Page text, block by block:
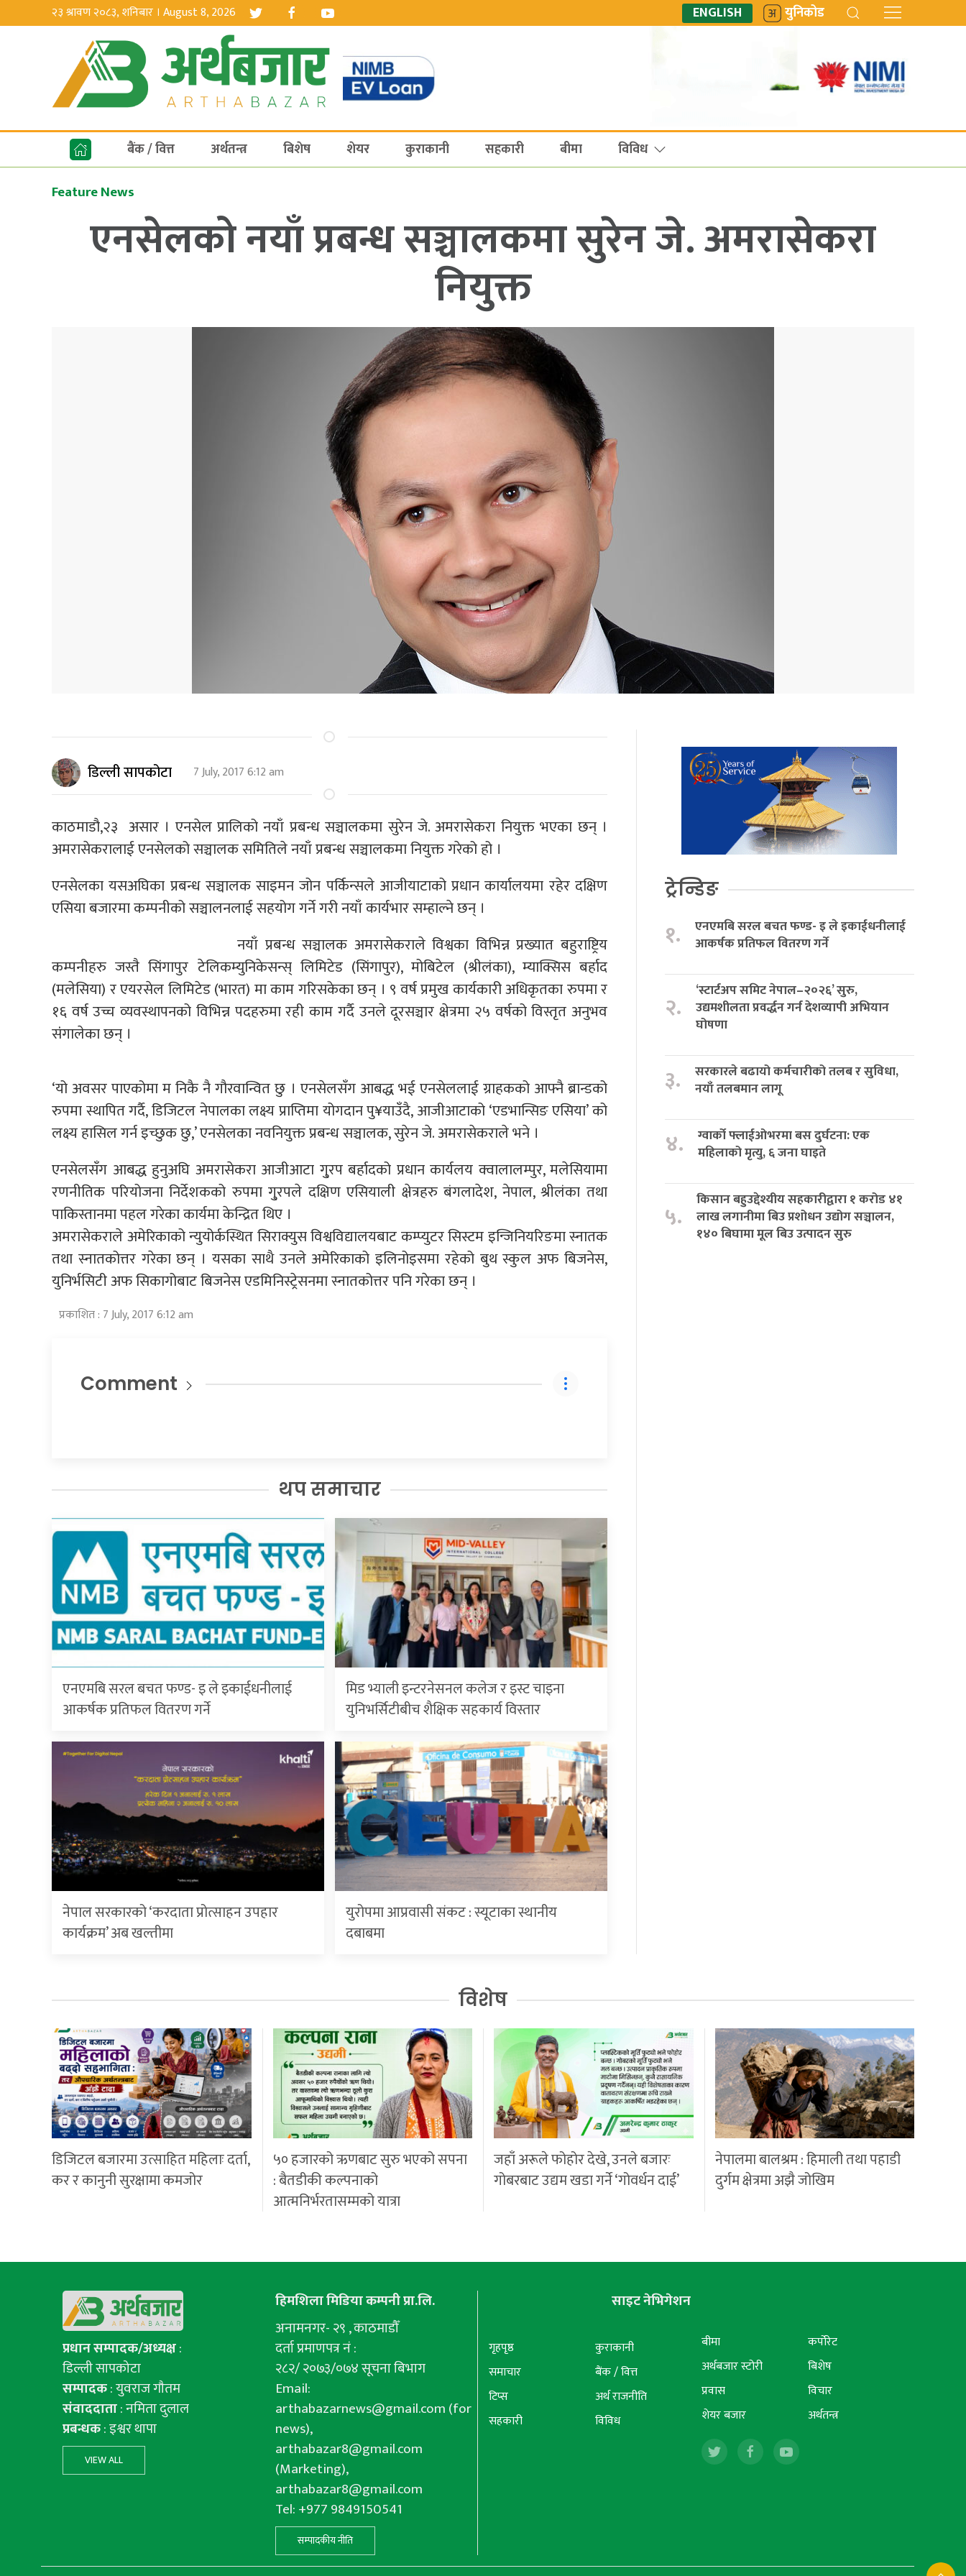
२३ श्रावण २०८३, शनिबार । August 8, 2026 ENGLISH युनिकोड
बैंक / वित्त अर्थतन्त्र बिशेष शेयर कुराकानी सहकारी बीमा विविध
Feature News
एनसेलको नयाँ प्रबन्ध सञ्चालकमा सुरेन जे. अमरासेकरा
नियुक्त
डिल्ली सापकोटा 7 July, 2017 6:12 am
काठमाडौ,२३ असार । एनसेल प्रालिको नयाँ प्रबन्ध सञ्चालकमा सुरेन जे. अमरासेकरा नियुक्त भएका छन् ।
अमरासेकरालाई एनसेलको सञ्चालक समितिले नयाँ प्रबन्ध सञ्चालकमा नियुक्त गरेको हो ।
एनसेलका यसअघिका प्रबन्ध सञ्चालक साइमन जोन पर्किन्सले आजीयाटाको प्रधान कार्यालयमा रहेर दक्षिण
एसिया बजारमा कम्पनीको सञ्चालनलाई सहयोग गर्ने गरी नयाँ कार्यभार सम्हाल्ने छन् ।
नयाँ प्रबन्ध सञ्चालक अमरासेकराले विश्वका विभिन्न प्रख्यात बहुराष्ट्रिय
कम्पनीहरु जस्तै सिंगापुर टेलिकम्युनिकेसन्स् लिमिटेड (सिंगापुर), मोबिटेल (श्रीलंका), म्याक्सिस बर्हाद
(मलेसिया) र एयरसेल लिमिटेड (भारत) मा काम गरिसकेका छन् । ९ वर्ष प्रमुख कार्यकारी अधिकृतका रुपमा र
१६ वर्ष उच्च व्यवस्थापनको विभिन्न पदहरुमा रही काम गर्दै उनले दूरसञ्चार क्षेत्रमा २५ वर्षको विस्तृत अनुभव
संंगालेका छन् ।
‘यो अवसर पाएकोमा म निकै नै गौरवान्वित छु । एनसेलसँग आबद्ध भई एनसेललाई ग्राहकको आफ्नै ब्रान्डको
रुपमा स्थापित गर्दै, डिजिटल नेपालका लक्ष्य प्राप्तिमा योगदान पु¥याउँदै, आजीआटाको ‘एडभान्सिङ एसिया’ को
लक्ष्य हासिल गर्न इच्छुक छु,’ एनसेलका नवनियुक्त प्रबन्ध सञ्चालक, सुरेन जे. अमरासेकराले भने ।
एनसेलसँग आबद्ध हुनुअघि अमरासेकरा आजीआटा गु्रप बर्हादको प्रधान कार्यलय क्वालालम्पुर, मलेसियामा
रणनीतिक परियोजना निर्देशकको रुपमा गु्रपले दक्षिण एसियाली क्षेत्रहरु बंगलादेश, नेपाल, श्रीलंका तथा
पाकिस्तानमा पहल गरेका कार्यमा केन्द्रित थिए ।
अमरासेकराले अमेरिकाको न्युयोर्कस्थित सिराक्युस विश्वविद्यालयबाट कम्प्युटर सिस्टम इन्जिनियरिङमा स्नातक
तथा स्नातकोत्तर गरेका छन् । यसका साथै उनले अमेरिकाको इलिनोइसमा रहेको बुथ स्कुल अफ बिजनेस,
युनिर्भसिटी अफ सिकागोबाट बिजनेस एडमिनिस्ट्रेसनमा स्नातकोत्तर पनि गरेका छन् ।
प्रकाशित : 7 July, 2017 6:12 am
Comment
थप समाचार
एनएमबि सरल बचत फण्ड- इ ले इकाईधनीलाई
आकर्षक प्रतिफल वितरण गर्ने
मिड भ्याली इन्टरनेसनल कलेज र इस्ट चाइना
युनिभर्सिटीबीच शैक्षिक सहकार्य विस्तार
नेपाल सरकारको ‘करदाता प्रोत्साहन उपहार
कार्यक्रम’ अब खल्तीमा
युरोपमा आप्रवासी संकट : स्यूटाका स्थानीय
दबाबमा
ट्रेन्डिङ
१.
एनएमबि सरल बचत फण्ड- इ ले इकाईधनीलाई
आकर्षक प्रतिफल वितरण गर्ने
२.
‘स्टार्टअप समिट नेपाल–२०२६’ सुरु,
उद्यमशीलता प्रवर्द्धन गर्न देशव्यापी अभियान
घोषणा
३.
सरकारले बढायो कर्मचारीको तलब र सुविधा,
नयाँ तलबमान लागू
४.
ग्वार्को फ्लाईओभरमा बस दुर्घटना: एक
महिलाको मृत्यु, ६ जना घाइते
५.
किसान बहुउद्देश्यीय सहकारीद्वारा १ करोड ४१
लाख लगानीमा बिउ प्रशोधन उद्योग सञ्चालन,
१४० बिघामा मूल बिउ उत्पादन सुरु
विशेष
डिजिटल बजारमा उत्साहित महिलाः दर्ता,
कर र कानुनी सुरक्षामा कमजोर
५० हजारको ऋणबाट सुरु भएको सपना
: बैतडीकी कल्पनाको
आत्मनिर्भरतासम्मको यात्रा
जहाँ अरूले फोहोर देखे, उनले बजारः
गोबरबाट उद्यम खडा गर्ने ‘गोवर्धन दाई’
नेपालमा बालश्रम : हिमाली तथा पहाडी
दुर्गम क्षेत्रमा अझै जोखिम
प्रधान सम्पादक/अध्यक्ष:
डिल्ली सापकोटा
सम्पादक: युवराज गाैतम
संवाददाता: नमिता दुलाल
प्रबन्धक: इश्वर थापा
VIEW ALL
हिमशिला मिडिया कम्पनी प्रा.लि.
अनामनगर- २९ , काठमाडौँ
दर्ता प्रमाणपत्र नं :
२८२/ २०७३/०७४ सूचना बिभाग
Email:
arthabazarnews@gmail.com(for
news),
arthabazar8@gmail.com
(Marketing),
arthabazar8@gmail.com
Tel: +977 9849150541
सम्पादकीय नीति
साइट नेभिगेशन
गृहपृष्ठ
समाचार
टिप्स
सहकारी
कुराकानी
बैंक / वित्त
अर्थ राजनीति
विविध
बीमा
अर्थबजार स्टोरी
प्रवास
शेयर बजार
कर्पोरेट
बिशेष
विचार
अर्थतन्त्र